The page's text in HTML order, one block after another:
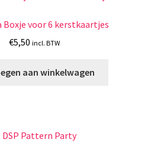
Boxje voor 6 kerstkaartjes
€5,50 incl. BTW
aan winkelwagen